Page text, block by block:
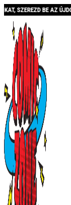
BE AZ